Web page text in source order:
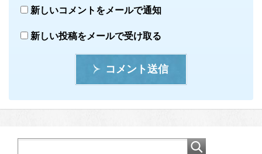
新しいコメントをメールで通知
新しい投稿をメールで受け取る
コメント送信